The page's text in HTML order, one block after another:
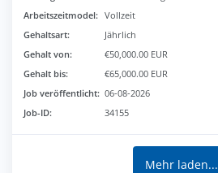
Arbeitszeitmodel: Vollzeit
Gehaltsart:
Jährlich
Gehalt von:
€50,000.00 EUR
Gehalt bis:
€65,000.00 EUR
Job veröffentlicht: 06-08-2026
Job-ID:
34155
Mehr laden...